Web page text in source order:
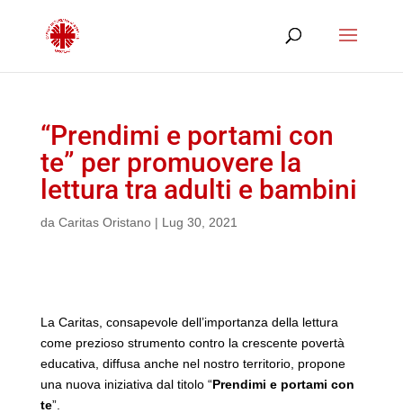
“Prendimi e portami con
te” per promuovere la
lettura tra adulti e bambini
da Caritas Oristano| Lug 30, 2021
La Caritas, consapevole dell’importanza della lettura
come prezioso strumento contro la crescente povertà
educativa, diffusa anche nel nostro territorio, propone
una nuova iniziativa dal titolo “Prendimi e portami con
te”.